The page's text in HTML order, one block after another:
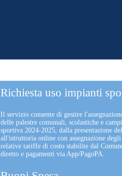
Richiesta uso impianti
Il servizio consente di gestire
delle palestre comunali, scolastiche e
sportiva 2024-2025, dalla presentazione
all'istruttoria online con assegnazione
relative tariffe di costo stabilite dal
diretto e pagamenti via App/PagoPA.